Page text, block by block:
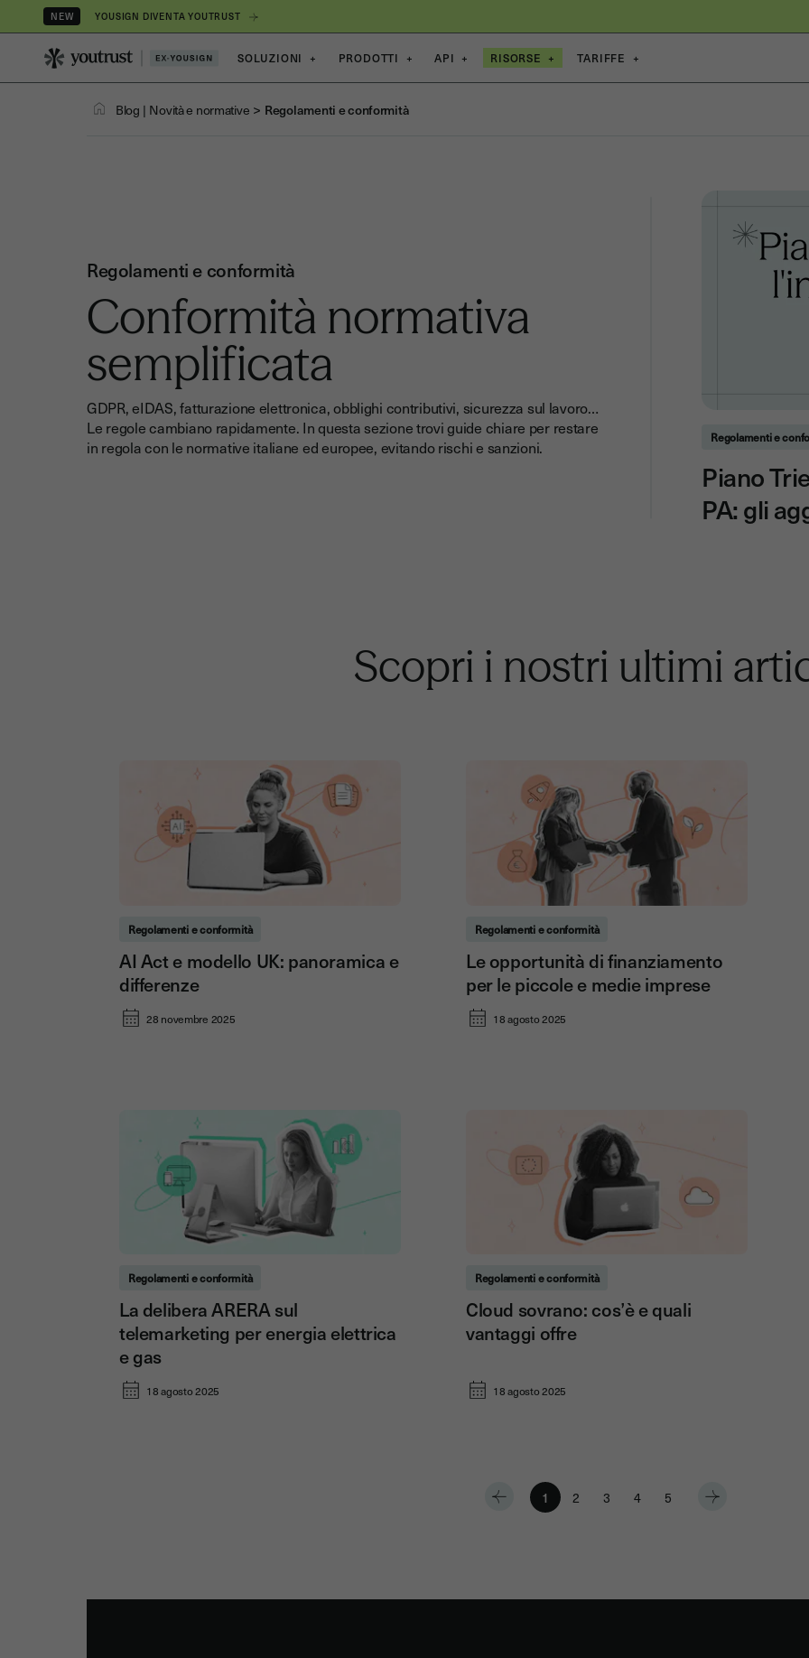
NEW YOUSIGN DIVENTA YOUTRUST
SOLUZIONI + PRODOTTI + API + RISORSE + TARIFFE +
Blog | Novità e normative > Regolamenti e conformità
Regolamenti e conformità
Conformità normativa
semplificata
GDPR, eIDAS, fatturazione elettronica, obblighi contributivi, sicurezza sul lavoro…
Le regole cambiano rapidamente. In questa sezione trovi guide chiare per restare
in regola con le normative italiane ed europee, evitando rischi e sanzioni.
Regolamenti e
Piano
PA: gli
Scopri i nostri ultimi
Regolamenti e conformità
AI Act e modello UK: panoramica e
differenze
28 novembre 2025
Regolamenti e conformità
Le opportunità di finanziamento
per le piccole e medie imprese
18 agosto 2025
Regolamenti e conformità
La delibera ARERA sul
telemarketing per energia elettrica
e gas
18 agosto 2025
Regolamenti e conformità
Cloud sovrano: cos’è e quali
vantaggi offre
18 agosto 2025
1 2 3 4 5